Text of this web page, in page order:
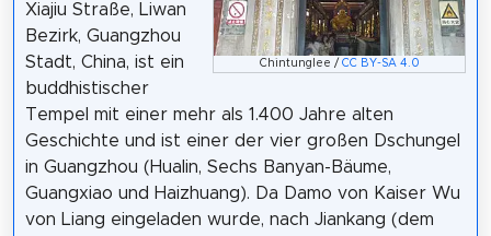
Chintunglee / CC BY-SA 4.0
Xiajiu Straße, Liwan
Bezirk, Guangzhou
Stadt, China, ist ein
buddhistischer
Tempel mit einer mehr als 1.400 Jahre alten
Geschichte und ist einer der vier großen Dschungel
in Guangzhou (Hualin, Sechs Banyan-Bäume,
Guangxiao und Haizhuang). Da Damo von Kaiser Wu
von Liang eingeladen wurde, nach Jiankang (dem